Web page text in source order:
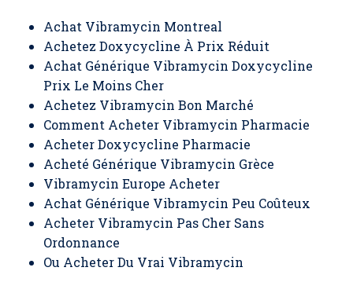
Achat Vibramycin Montreal
Achetez Doxycycline À Prix Réduit
Achat Générique Vibramycin Doxycycline
Prix Le Moins Cher
Achetez Vibramycin Bon Marché
Comment Acheter Vibramycin Pharmacie
Acheter Doxycycline Pharmacie
Acheté Générique Vibramycin Grèce
Vibramycin Europe Acheter
Achat Générique Vibramycin Peu Coûteux
Acheter Vibramycin Pas Cher Sans
Ordonnance
Ou Acheter Du Vrai Vibramycin